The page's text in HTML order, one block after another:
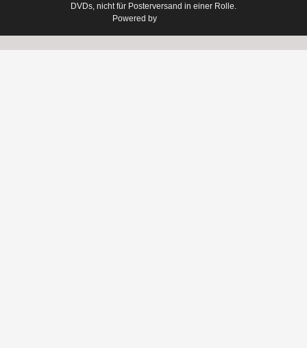
DVDs, nicht für Posterversand in einer Rolle.
Powered by